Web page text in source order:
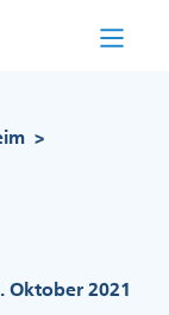
>
Oktober 2021